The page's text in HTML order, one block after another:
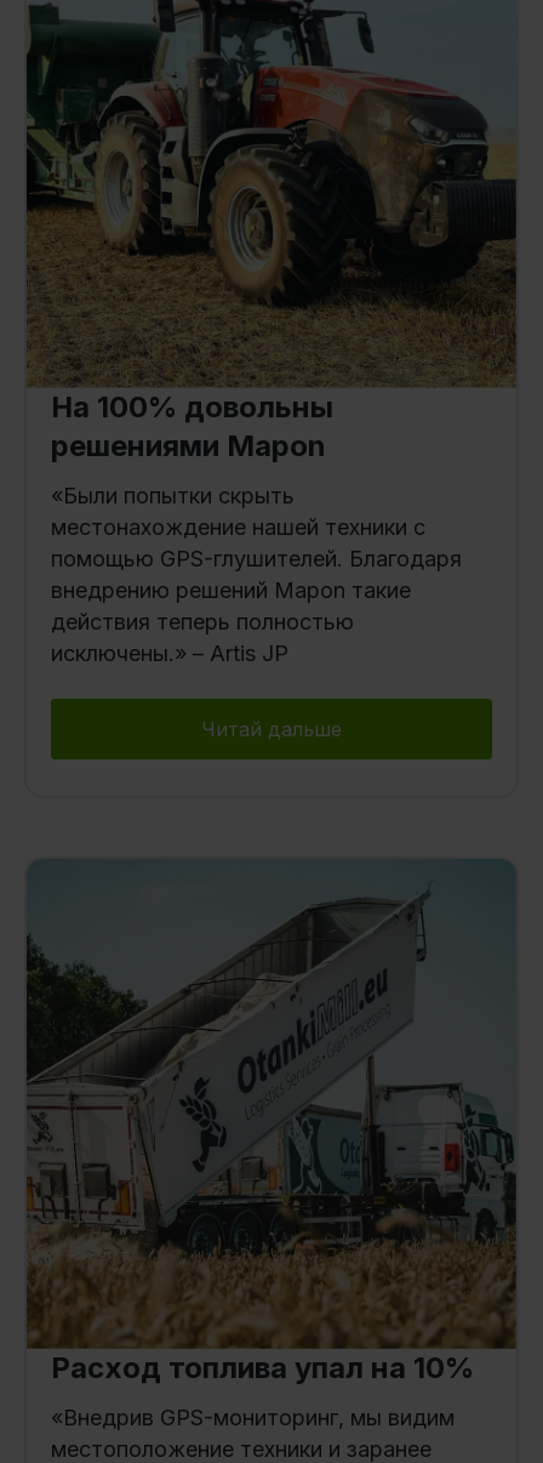
На 100% довольны
решениями Mapon
«Были попытки скрыть
местонахождение нашей техники с
помощью GPS-глушителей. Благодаря
внедрению решений Mapon такие
действия теперь полностью
исключены.» – Artis JP
Читай дальше
Расход топлива упал на 10%
«Внедрив GPS-мониторинг, мы видим
местоположение техники и заранее